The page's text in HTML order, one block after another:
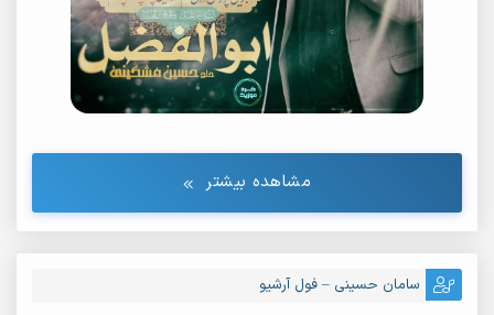
مشاهده بیشتر
سامان حسینی – فول آرشیو